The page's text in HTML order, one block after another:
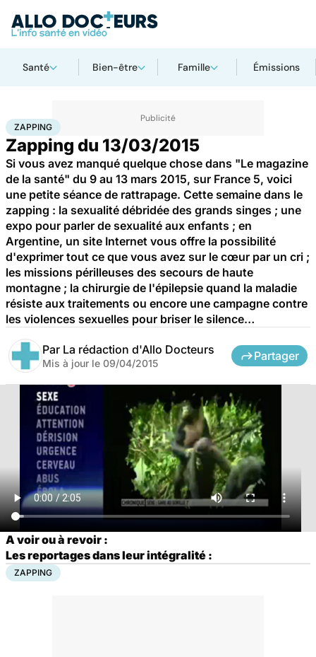
Santé Bien-être Famille Émissions
AccueilSanté
ZAPPING
Zapping du 13/03/2015
Si vous avez manqué quelque chose dans "Le magazine
de la santé" du 9 au 13 mars 2015, sur France 5, voici
une petite séance de rattrapage. Cette semaine dans le
zapping : la sexualité débridée des grands singes ; une
expo pour parler de sexualité aux enfants ; en
Argentine, un site Internet vous offre la possibilité
d'exprimer tout ce que vous avez sur le cœur par un cri ;
les missions périlleuses des secours de haute
montagne ; la chirurgie de l'épilepsie quand la maladie
résiste aux traitements ou encore une campagne contre
les violences sexuelles pour briser le silence…
Par La rédaction d'Allo Docteurs
Mis à jour le 09/04/2015
Partager
A voir ou à revoir :
Les reportages dans leur intégralité :
ZAPPING